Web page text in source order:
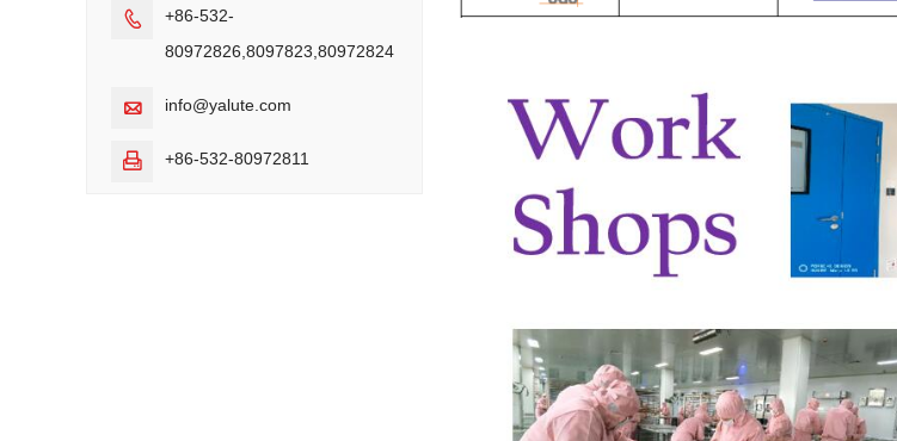

+86-532-
80972826,8097823,80972824
 info@yalute.com
 +86-532-80972811